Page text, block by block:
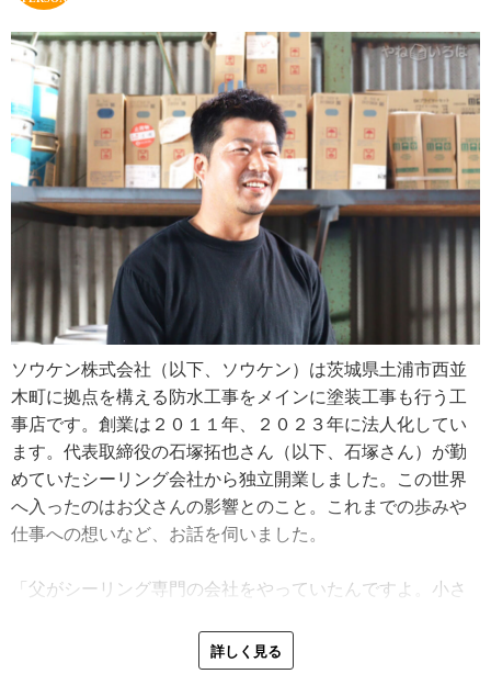
ソウケン株式会社（以下、ソウケン）は茨城県土浦市西並
木町に拠点を構える防水工事をメインに塗装工事も行う工
事店です。創業は２０１１年、２０２３年に法人化してい
ます。代表取締役の石塚拓也さん（以下、石塚さん）が勤
めていたシーリング会社から独立開業しました。この世界
へ入ったのはお父さんの影響とのこと。これまでの歩みや
仕事への想いなど、お話を伺いました。
「父がシーリング専門の会社をやっていたんですよ。小さ
ましたね。今はダメですが、昔は現場に子どもがいてもそ
んなに気にされなかったんです。中学生の頃にはわりとし
詳しく見る